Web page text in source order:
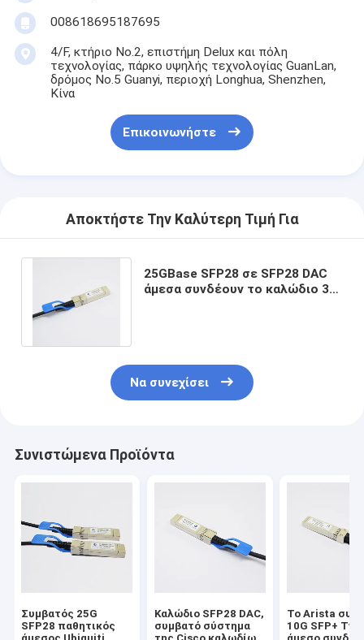
008618695187695
4/F, κτήριο No.2, επιστήμη Delux και πόλη
τεχνολογίας, πάρκο υψηλής τεχνολογίας GuanLan,
δρόμος No.5 Guanyi, περιοχή Longhua, Shenzhen,
Κίνα
Επικοινωνήστε
Αποκτήστε Την Καλύτερη Τιμή Για
25GBase SFP28 σε SFP28 DAC
άμεσα συνδέουν το καλώδιο 3m
Να συνεχίσει
Συνιστώμενα Προϊόντα
Συμβατός 25G
SFP28 παθητικός
Καλώδιο SFP28 DAC,
συμβατό σύστημα
Το Arista
10G SFP+